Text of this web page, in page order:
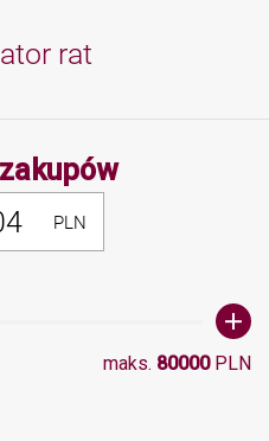
rat
Minimalna
PLN
maks. 80000PLN